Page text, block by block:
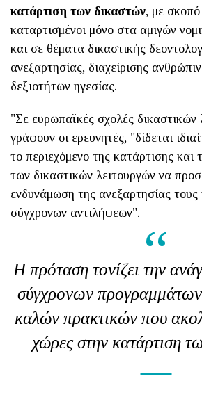
κατάρτιση των δικαστών, με σκοπό
καταρτισμένοι μόνο στα αμιγών
και σε θέματα δικαστικής
ανεξαρτησίας, διαχείρισης
δεξιοτήτων ηγεσίας.
"Σε ευρωπαϊκές σχολές δικαστικών
γράφουν οι ερευνητές, "δίδεται
το περιεχόμενο της κατάρτισης και
των δικαστικών λειτουργών να
ενδυνάμωση της ανεξαρτησίας
σύγχρονων αντιλήψεων".
Η πρόταση τονίζει την
σύγχρονων
καλών πρακτικών που
χώρες στην κατάρτιση